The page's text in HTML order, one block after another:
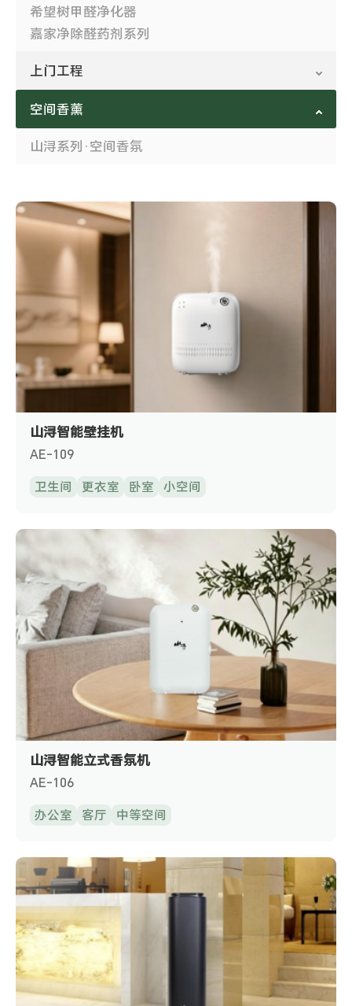
希望树甲醛净化器
嘉家净除醛药剂系列
上门工程
空间香薰
山浔系列·空间香氛
山浔智能壁挂机
AE-109
卫生间 更衣室 卧室 小空间
山浔智能立式香氛机
AE-106
办公室 客厅 中等空间